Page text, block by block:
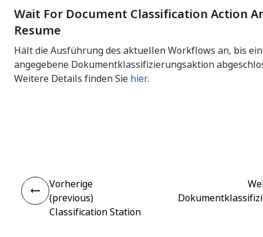
Wait For Document Classification Action
Resume
Hält die Ausführung des aktuellen Workflows an, bis
angegebene Dokumentklassifizierungsaktion
Weitere Details finden Sie hier.
Vorherige
(previous)
Classification Station